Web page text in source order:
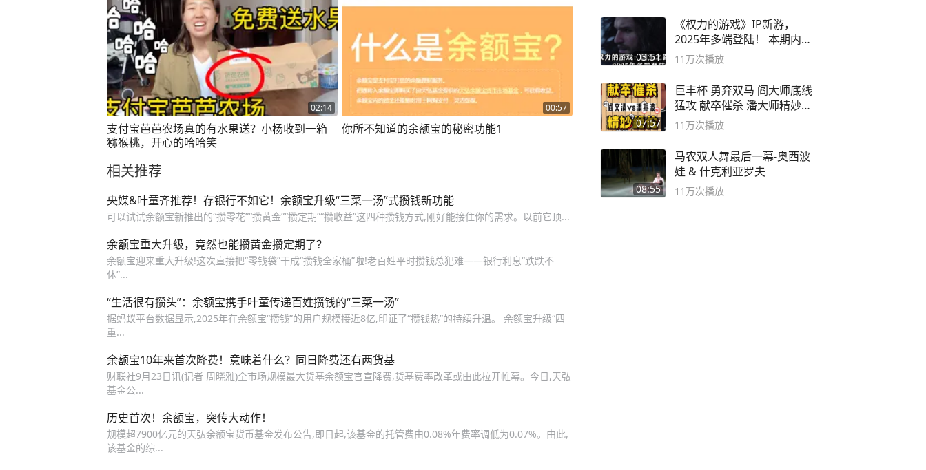
02:14
支付宝芭芭农场真的有水果送？小杨收到一箱
猕猴桃，开心的哈哈笑
00:57
你所不知道的余额宝的秘密功能1
相关推荐
央媒&叶童齐推荐！存银行不如它！余额宝升级“三菜一汤”式攒钱新功能
可以试试余额宝新推出的“攒零花”“攒黄金”“攒定期”“攒收益”这四种攒钱方式,刚好能接住你的需求。以前它顶...
余额宝重大升级，竟然也能攒黄金攒定期了？
余额宝迎来重大升级!这次直接把“零钱袋”干成“攒钱全家桶”啦!老百姓平时攒钱总犯难——银行利息“跌跌不
休”...
“生活很有攒头”：余额宝携手叶童传递百姓攒钱的“三菜一汤”
据蚂蚁平台数据显示,2025年在余额宝“攒钱”的用户规模接近8亿,印证了“攒钱热”的持续升温。 余额宝升级“四
重...
余额宝10年来首次降费！意味着什么？同日降费还有两货基
财联社9月23日讯(记者 周晓雅)全市场规模最大货基余额宝官宣降费,货基费率改革或由此拉开帷幕。今日,天弘
基金公...
历史首次！余额宝，突传大动作！
规模超7900亿元的天弘余额宝货币基金发布公告,即日起,该基金的托管费由0.08%年费率调低为0.07%。由此,
该基金的综...
03:51
《权力的游戏》IP新游，
2025年多端登陆！ 本期内容
概要
11万次播放
07:57
巨丰杯 勇弃双马 阎大师底线
猛攻 献卒催杀 潘大师精妙入
局
11万次播放
08:55
马农双人舞最后一幕-奥西波
娃 & 什克利亚罗夫
11万次播放